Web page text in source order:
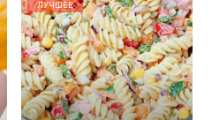
ЛУЧШЕЕ